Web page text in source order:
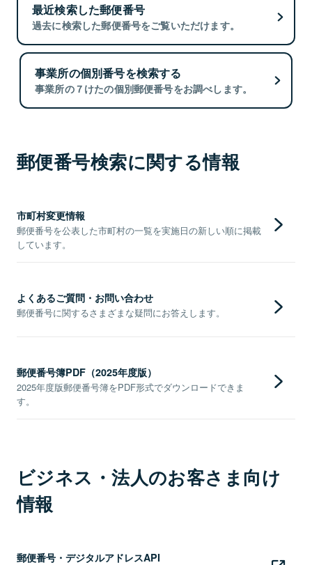
最近検索した郵便番号
過去に検索した郵便番号をご覧いただけます。
事業所の個別番号を検索する
事業所の７けたの個別郵便番号をお調べします。
郵便番号検索に関する情報
市町村変更情報
郵便番号を公表した市町村の一覧を実施日の新しい順に掲載
しています。
よくあるご質問・お問い合わせ
郵便番号に関するさまざまな疑問にお答えします。
郵便番号簿PDF（2025年度版）
2025年度版郵便番号簿をPDF形式でダウンロードできま
す。
ビジネス・法人のお客さま向け
情報
郵便番号・デジタルアドレスAPI